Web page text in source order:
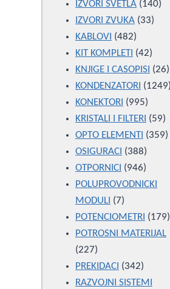
products
IZVORI SVETLA 140140
IZVORI ZVUKA 3333
KABLOVI 482482
products
KIT KOMPLETI 4242
KNJIGE I CASOPISI 26
KONDENZATORI 1249
KONEKTORI 995995
KRISTALI I FILTERI 5959
OPTO ELEMENTI 359
OSIGURACI 388388
OTPORNICI 946946
POLUPROVODNICKI
MODULI
77
products
POTENCIOMETRI 179
POTROSNI MATERIJAL
227227
products
PREKIDACI 342342
RAZVOJNI SISTEMI